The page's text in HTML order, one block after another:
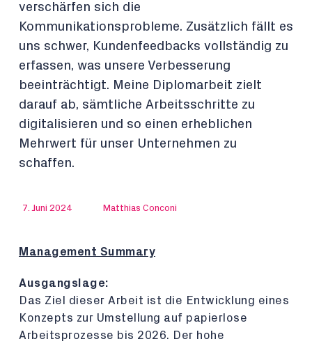
verschärfen sich die
Kommunikationsprobleme. Zusätzlich fällt es
uns schwer, Kundenfeedbacks vollständig zu
erfassen, was unsere Verbesserung
beeinträchtigt. Meine Diplomarbeit zielt
darauf ab, sämtliche Arbeitsschritte zu
digitalisieren und so einen erheblichen
Mehrwert für unser Unternehmen zu
schaffen.
7. Juni 2024 Matthias Conconi
Management Summary
Ausgangslage:
Das Ziel dieser Arbeit ist die Entwicklung eines
Konzepts zur Umstellung auf papierlose
Arbeitsprozesse bis 2026. Der hohe